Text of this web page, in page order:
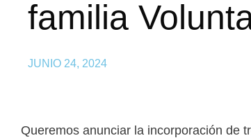
familia
JUNIO 24, 2024
Queremos anunciar la incorporación de